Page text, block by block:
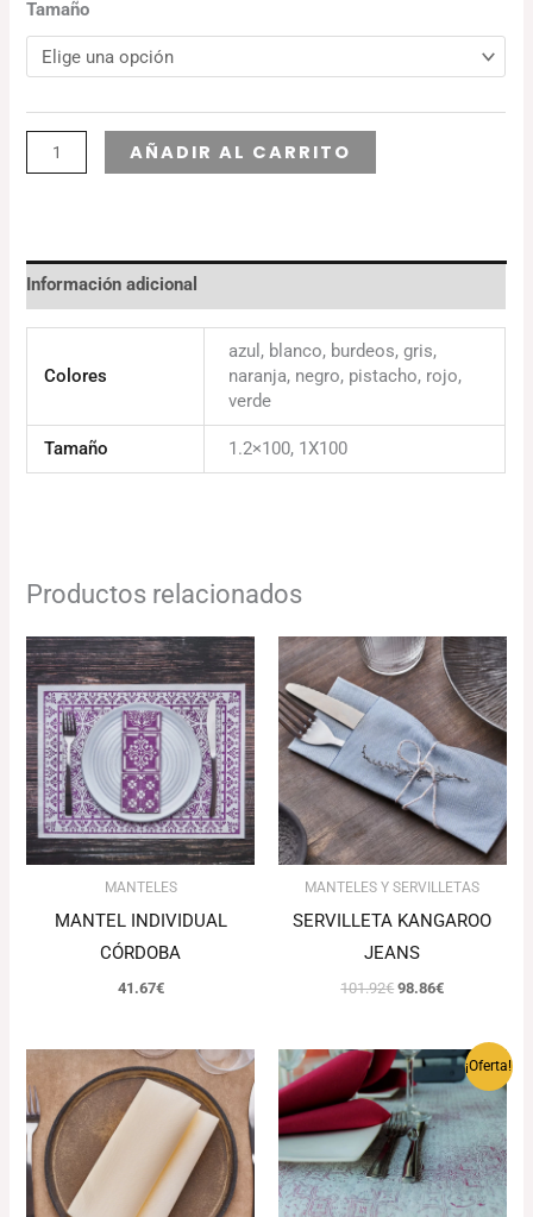
Tamaño
AÑADIR AL CARRITO
Información adicional
Colores
azul, blanco, burdeos, gris,
naranja, negro, pistacho, rojo,
verde
Tamaño 1.2×100, 1X100
Productos relacionados
MANTELES
MANTEL INDIVIDUAL
CÓRDOBA
41.67€
MANTELES Y SERVILLETAS
SERVILLETA KANGAROO
JEANS
101.92€
El
precio
original
era:
101.92€.
98.86€
El
precio
actual
es:
98.86€.
¡Oferta!
Rango
de
precios:
desde
34.20€
hasta
77.35€